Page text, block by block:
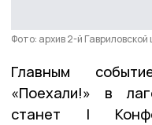
Фото: архив 2-й Гавриловской
Главным
«Поехали!» в
станет I